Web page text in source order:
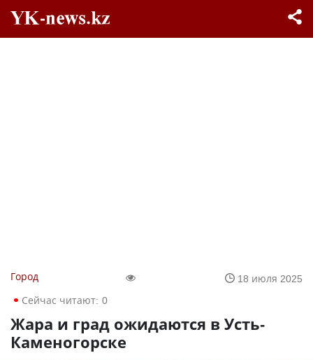
Город
18 июля 2025
Сейчас читают: 0
Жара и град ожидаются в Усть-
Каменогорске